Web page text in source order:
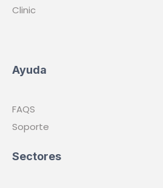
Clinic
Ayuda
FAQS
Soporte
Sectores